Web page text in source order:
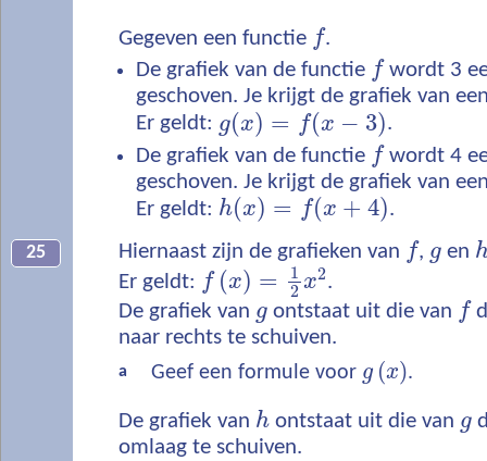
Gegeven een functie f.
De grafiek van de functie f wordt 3
geschoven. Je krijgt de grafiek van
Er geldt: g(x) = f(x − 3).
De grafiek van de functie f wordt 4
geschoven. Je krijgt de grafiek van
Er geldt: h(x) = f(x + 4).
25 Hiernaast zijn de grafieken van f, g en
Er geldt: f (x) =
1
2 x2.
De grafiek van g ontstaat uit die van f
naar rechts te schuiven.
a Geef een formule voor g (x).
De grafiek van h ontstaat uit die van g
omlaag te schuiven.